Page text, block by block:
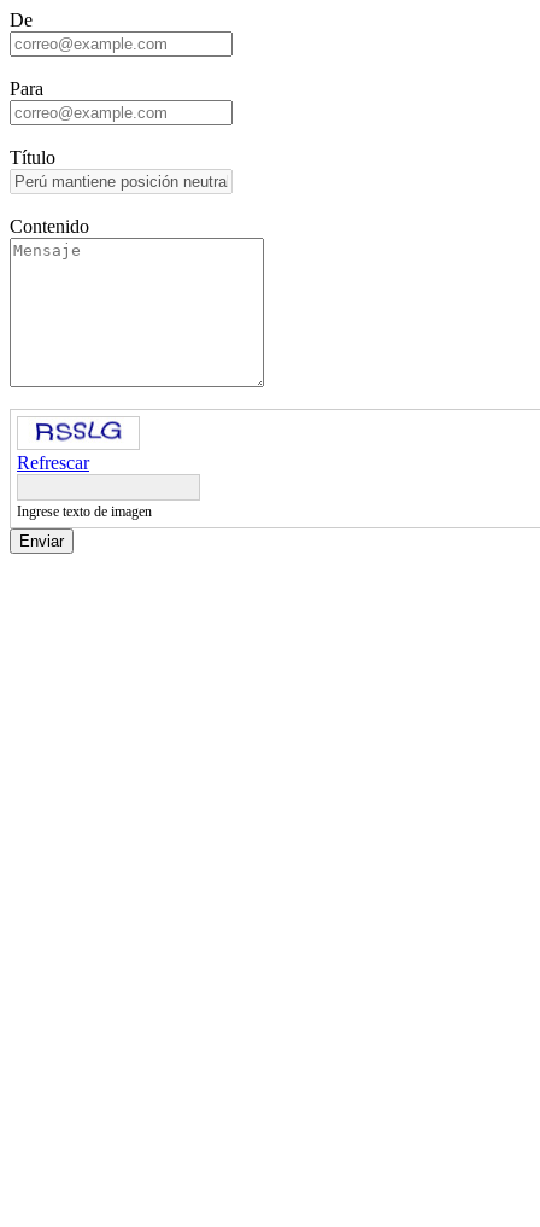
De
Para
Título
Contenido
Refrescar
Ingrese texto de imagen